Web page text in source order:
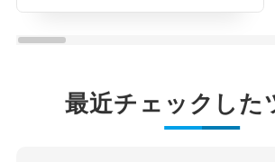
最近チェックした